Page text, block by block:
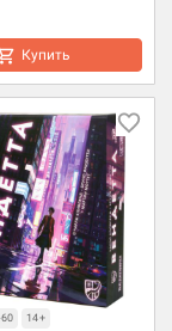
Купить
14+